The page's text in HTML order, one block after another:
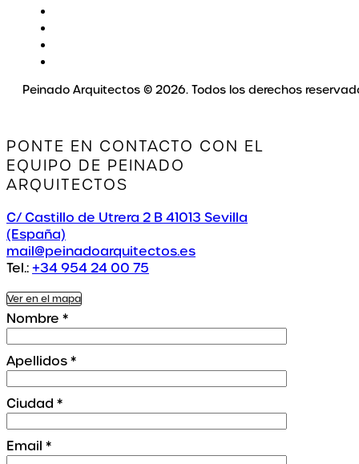
Peinado Arquitectos © 2026. Todos los derechos
PONTE EN CONTACTO CON EL
EQUIPO DE PEINADO
ARQUITECTOS
C/ Castillo de Utrera 2 B 41013 Sevilla
(España)
mail@peinadoarquitectos.es
Tel.:+34 954 24 00 75
Ver en el mapa
Nombre *
Apellidos*
Ciudad *
Email *